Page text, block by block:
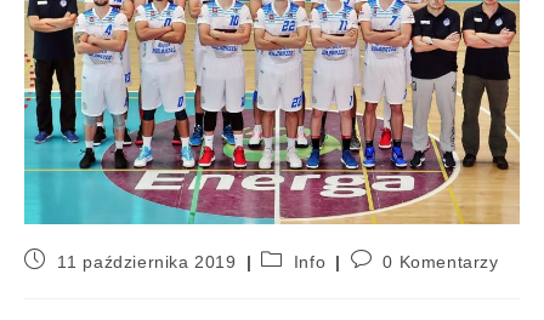
11 października 2019 Info 0 Komentarzy